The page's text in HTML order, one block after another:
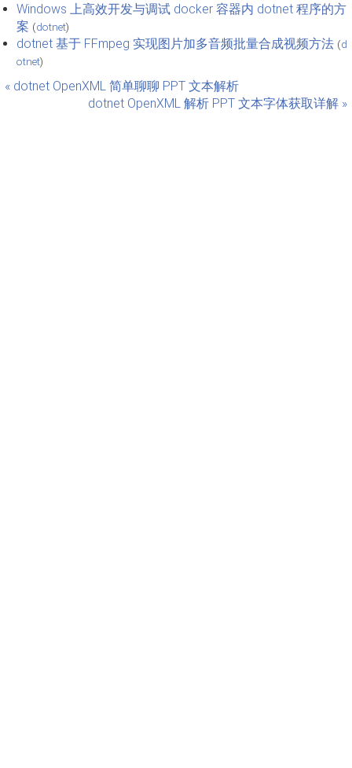
Windows 上高效开发与调试 docker 容器内 dotnet 程序的方
案 (dotnet)
dotnet 基于 FFmpeg 实现图片加多音频批量合成视频方法 (d
otnet)
« dotnet OpenXML 简单聊聊 PPT 文本解析
dotnet OpenXML 解析 PPT 文本字体获取详解 »